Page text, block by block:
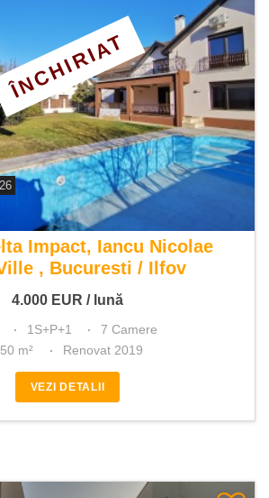
vila 7 camere
Impact, Iancu Nicolae
, Bucuresti / Ilfov
4.000 EUR / lună
ÎNCHIRIAT
1S+P+1
7 Camere
m²
Renovat 2019
VEZI DETALII